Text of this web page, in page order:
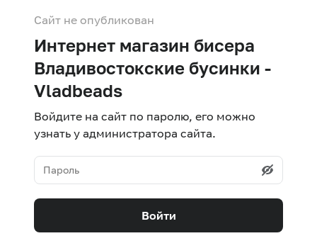
Сайт не опубликован
Интернет магазин бисера
Владивостокские бусинки -
Vladbeads
Войдите на сайт по паролю, его можно
узнать у администратора сайта.
Войти